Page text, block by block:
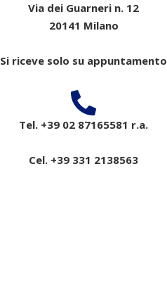
Via dei Guarneri n. 12
20141 Milano
Si riceve solo su appuntamento
Tel. +39 02 87165581 r.a.
Cel. +39 331 2138563